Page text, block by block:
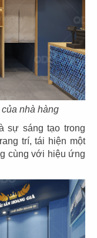
nhà hàng
sự sáng tạo trong
trí, tái hiện một
cùng với hiệu ứng
Quang Trung
Mall - Q.7